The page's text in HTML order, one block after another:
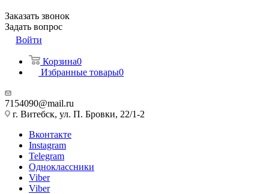
Заказать звонок
Задать вопрос
Войти
Корзина0
Избранные товары0
7154090@mail.ru
г. Витебск, ул. П. Бровки, 22/1-2
Вконтакте
Instagram
Telegram
Одноклассники
Viber
Viber